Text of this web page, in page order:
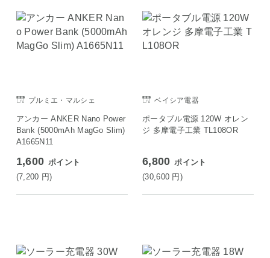
プルミエ・マルシェ
アンカー ANKER Nano Power
Bank (5000mAh MagGo Slim)
A1665N11
1,600 ポイント
(7,200 円)
ベイシア電器
ポータブル電源 120W オレン
ジ 多摩電子工業 TL108OR
6,800 ポイント
(30,600 円 )